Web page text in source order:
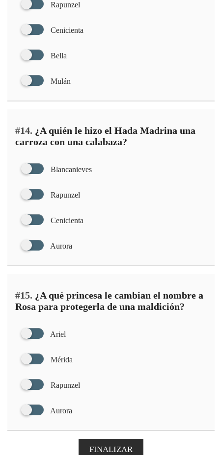
Rapunzel
Cenicienta
Bella
Mulán
#14. ¿A quién le hizo el Hada Madrina una
carroza con una calabaza?
Blancanieves
Rapunzel
Cenicienta
Aurora
#15. ¿A qué princesa le cambian el nombre a
Rosa para protegerla de una maldición?
Ariel
Mérida
Rapunzel
Aurora
FINALIZAR